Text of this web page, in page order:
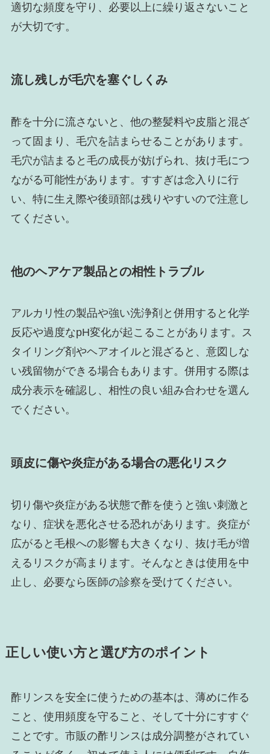
適切な頻度を守り、必要以上に繰り返さないこと
が大切です。
流し残しが毛穴を塞ぐしくみ
酢を十分に流さないと、他の整髪料や皮脂と混ざ
って固まり、毛穴を詰まらせることがあります。
毛穴が詰まると毛の成長が妨げられ、抜け毛につ
ながる可能性があります。すすぎは念入りに行
い、特に生え際や後頭部は残りやすいので注意し
てください。
他のヘアケア製品との相性トラブル
アルカリ性の製品や強い洗浄剤と併用すると化学
反応や過度なpH変化が起こることがあります。ス
タイリング剤やヘアオイルと混ざると、意図しな
い残留物ができる場合もあります。併用する際は
成分表示を確認し、相性の良い組み合わせを選ん
でください。
頭皮に傷や炎症がある場合の悪化リスク
切り傷や炎症がある状態で酢を使うと強い刺激と
なり、症状を悪化させる恐れがあります。炎症が
広がると毛根への影響も大きくなり、抜け毛が増
えるリスクが高まります。そんなときは使用を中
止し、必要なら医師の診察を受けてください。
正しい使い方と選び方のポイント
酢リンスを安全に使うための基本は、薄めに作る
こと、使用頻度を守ること、そして十分にすすぐ
ことです。市販の酢リンスは成分調整がされてい